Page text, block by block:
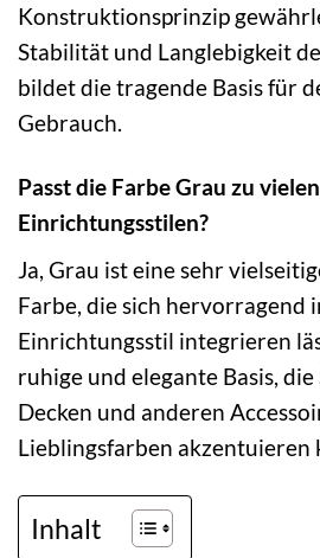
Konstruktionsprinzip
Stabilität und Langlebigkeit
bildet die tragende Basis für
Gebrauch.
Passt die Farbe Grau zu vielen
Einrichtungsstilen?
Ja, Grau ist eine sehr
Farbe, die sich hervorragend
Einrichtungsstil integrieren
ruhige und elegante Basis, die
Decken und anderen
Lieblingsfarben akzentuieren
Inhalt